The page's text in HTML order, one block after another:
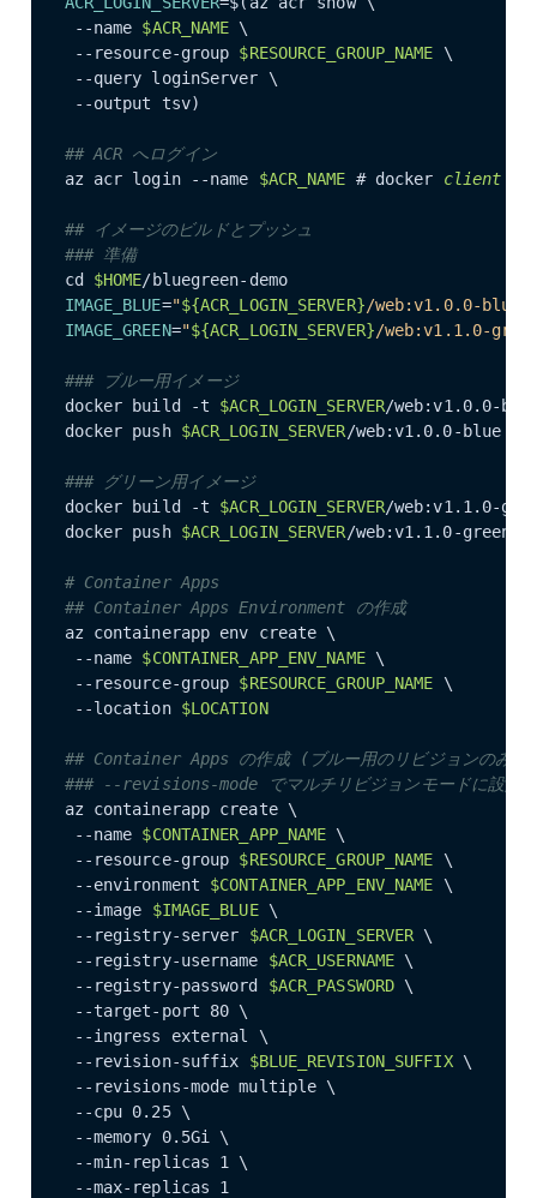
--name $ACR_NAME \
--resource-group $RESOURCE_GROUP_NAME \
--query loginServer \
--output tsv)
## ACR へログイン
az acr login --name $ACR_NAME # docker client
## イメージのビルドとプッシュ
### 準備
cd $HOME
/bluegreen-demo
IMAGE_BLUE="${ACR_LOGIN_SERVER}/web:v1.0.0-blue"
IMAGE_GREEN="${ACR_LOGIN_SERVER}/web:v1.1.0-
### ブルー用イメージ
docker build -t $ACR_LOGIN_SERVER/web:v1.0.0-
docker push $ACR_LOGIN_SERVER/web:v1.0.0-blue
### グリーン用イメージ
docker build -t $ACR_LOGIN_SERVER/web:v1.1.0-
docker push $ACR_LOGIN_SERVER/web:v1.1.0-green
# Container Apps
## Container Apps Environment の作成
az containerapp env create \
--name $CONTAINER_APP_ENV_NAME \
--resource-group $RESOURCE_GROUP_NAME \
--location $LOCATION
## Container Apps の作成 (ブルー用のリビジョンのみ)
### --revisions-mode でマルチリビジョンモードに設定 (
az containerapp create \
--name $CONTAINER_APP_NAME \
--resource-group $RESOURCE_GROUP_NAME \
--environment $CONTAINER_APP_ENV_NAME \
--image $IMAGE_BLUE \
--registry-server $ACR_LOGIN_SERVER \
--registry-username $ACR_USERNAME \
--registry-password $ACR_PASSWORD \
--target-port 80 \
--ingress external \
--revision-suffix $BLUE_REVISION_SUFFIX \
--revisions-mode multiple \
--cpu 0.25 \
--memory 0.5Gi \
--min-replicas 1 \
--max-replicas 1